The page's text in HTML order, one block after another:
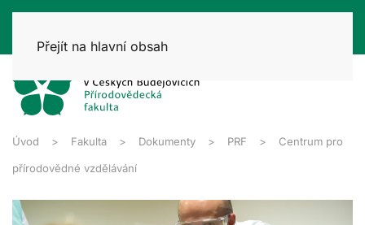
Přejít na hlavní obsah
Úvod Fakulta Dokumenty PRF Centrum pro
přírodovědné vzdělávání